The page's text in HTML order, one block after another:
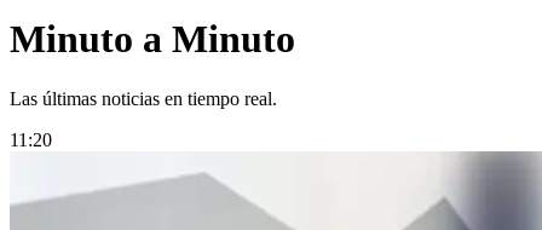
Minuto a Minuto
Las últimas noticias en tiempo real.
11:20